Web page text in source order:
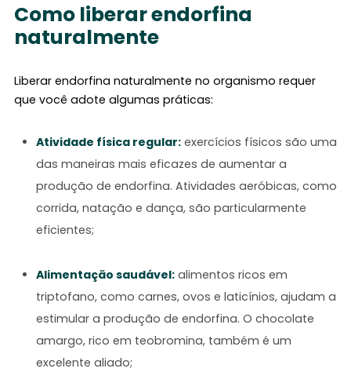
Como liberar endorfina
naturalmente
Liberar endorfina naturalmente no organismo requer
que você adote algumas práticas:
Atividade física regular: exercícios físicos são uma
das maneiras mais eficazes de aumentar a
produção de endorfina. Atividades aeróbicas, como
corrida, natação e dança, são particularmente
eficientes;
Alimentação saudável: alimentos ricos em
triptofano, como carnes, ovos e laticínios, ajudam a
estimular a produção de endorfina. O chocolate
amargo, rico em teobromina, também é um
excelente aliado;